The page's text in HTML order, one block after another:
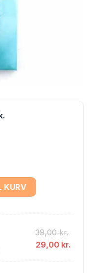
antal
KURV
39,00kr.
29,00 kr.